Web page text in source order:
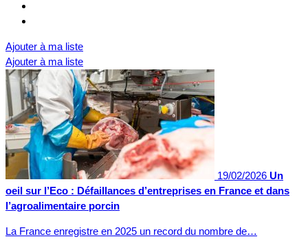
Ajouter à ma liste
Ajouter à ma liste
19/02/2026 Un
oeil sur l’Eco : Défaillances d’entreprises en France et dans
l’agroalimentaire porcin
La France enregistre en 2025 un record du nombre de…